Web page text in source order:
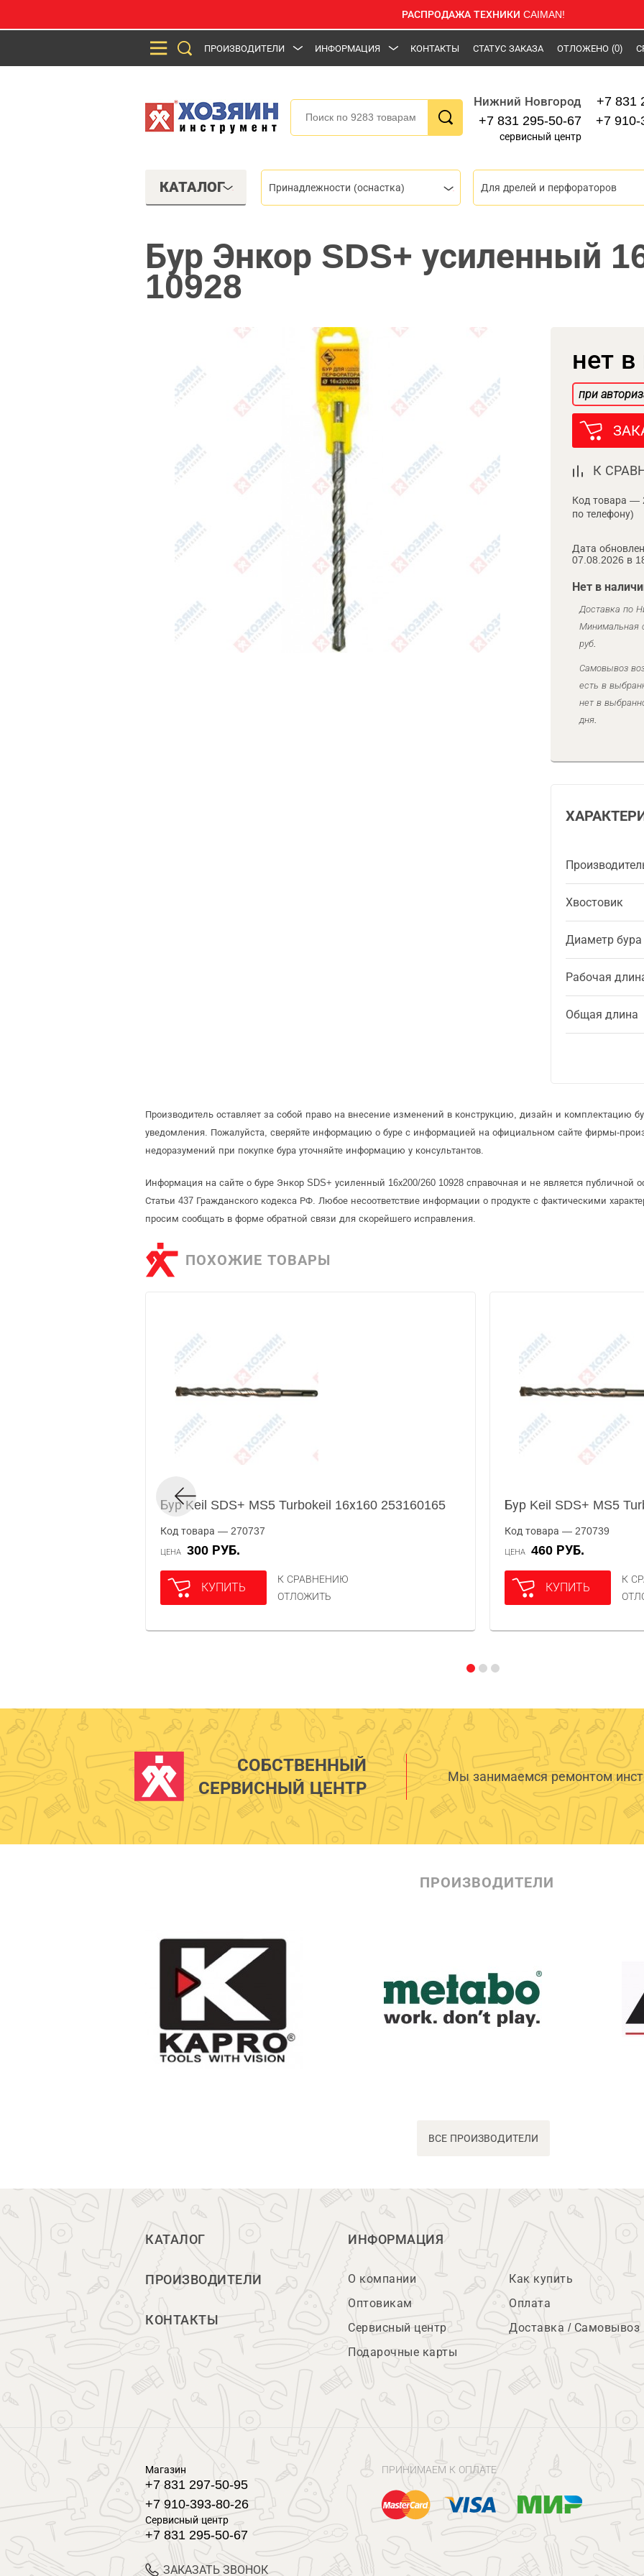
РАСПРОДАЖА ТЕХНИКИ CAIMAN!
ПРОИЗВОДИТЕЛИ ИНФОРМАЦИЯ КОНТАКТЫ СТАТУС ЗАКАЗА ОТЛОЖЕНО (0)
Нижний Новгород
+7 831 295-50-67
сервисный центр
+7 831
+7 910-
КАТАЛОГ Принадлежности (оснастка) Для дрелей и перфораторов
Бур Энкор SDS+ усиленный
10928
нет
при
К
Код товара —
по телефону)
Дата
07.08.2026 в
Нет в
Доставка по
Минимальная
руб.
Самовывоз
есть в
нет в
дня.
Хвостовик
Диаметр бура
Рабочая
Общая длина
Производитель оставляет за собой право на внесение изменений в конструкцию, дизайн и комплектацию
уведомления. Пожалуйста, сверяйте информацию о буре с информацией на официальном сайте фирмы-
недоразумений при покупке бура уточняйте информацию у консультантов.
Информация на сайте о буре Энкор SDS+ усиленный 16х200/260 10928 справочная и не является
Статьи 437 Гражданского кодекса РФ. Любое несоответствие информации о продукте с фактическими
просим сообщать в форме обратной связи для скорейшего исправления.
ПОХОЖИЕ ТОВАРЫ
Бур Keil SDS+ MS5 Turbokeil 16х160 253160165
Код товара — 270737
ЦЕНА 300 РУБ.
КУПИТЬ
К СРАВНЕНИЮ
ОТЛОЖИТЬ
Бур Keil SDS+ MS5
Код товара — 270739
ЦЕНА 460 РУБ.
КУПИТЬ
К
СОБСТВЕННЫЙ
СЕРВИСНЫЙ ЦЕНТР
Мы занимаемся ремонтом
ПРОИЗВОДИТЕЛИ
ВСЕ ПРОИЗВОДИТЕЛИ
КАТАЛОГ
ПРОИЗВОДИТЕЛИ
КОНТАКТЫ
ИНФОРМАЦИЯ
О компании
Оптовикам
Сервисный центр
Подарочные карты
Как купить
Оплата
Доставка / Самовывоз
Магазин
+7 831 297-50-95
+7 910-393-80-26
Сервисный центр
+7 831 295-50-67
ЗАКАЗАТЬ ЗВОНОК
ПРИНИМАЕМ К ОПЛАТЕ